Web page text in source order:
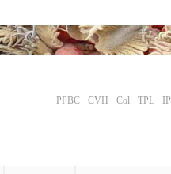
PPBC CVH Col TPL